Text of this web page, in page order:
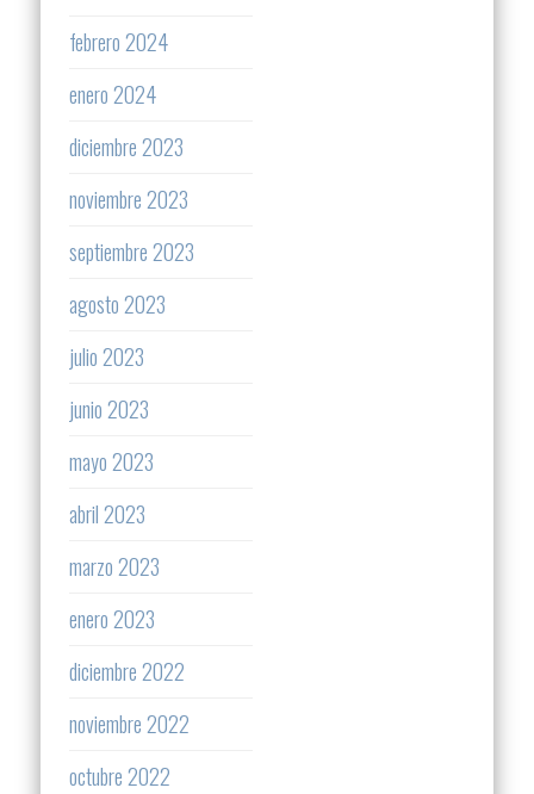
febrero 2024
enero 2024
diciembre 2023
noviembre 2023
septiembre 2023
agosto 2023
julio 2023
junio 2023
mayo 2023
abril 2023
marzo 2023
enero 2023
diciembre 2022
noviembre 2022
octubre 2022